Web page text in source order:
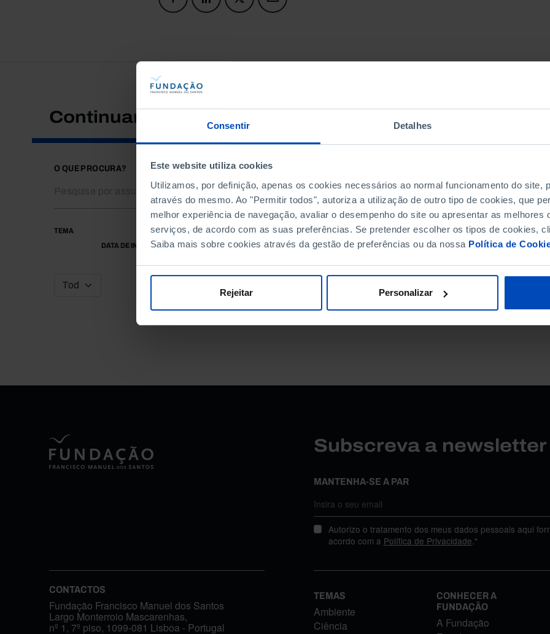
Consentir Detalhes
Este website utiliza cookies
Utilizamos, por definição, apenas os cookies necessários ao normal funcionamento do site,
através do mesmo. Ao "Permitir todos", autoriza a utilização de outro tipo de cookies, que
melhor experiência de navegação, avaliar o desempenho do site ou apresentar as melhores
serviços, de acordo com as suas preferências. Se pretender escolher os tipos de cookies,
Saiba mais sobre cookies através da gestão de preferências ou da nossa Política de
Rejeitar Personalizar
Continuar a pesquisar
O QUE PROCURA?
TEMA
DATA DE INÍCIO
DATA DE FIM
Subscreva a
MANTENHA-SE A PAR
Autorizo o tratamento dos meus dados pessoais aqui
acordo com a Política de Privacidade.*
CONTACTOS
Fundação Francisco Manuel dos Santos
Largo Monterroio Mascarenhas,
nº 1, 7º piso, 1099-081 Lisboa - Portugal
TEMAS
Ambiente
Ciência
CONHECER A
FUNDAÇÃO
A Fundação